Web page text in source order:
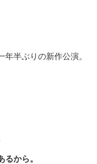
半ぶりの新作公演。
から。